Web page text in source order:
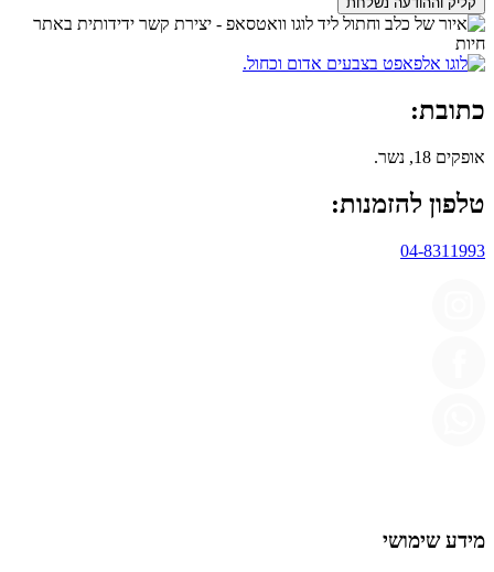
כתובת:
אופקים 18, נשר.
טלפון להזמנות:
04-8311993
מידע שימושי